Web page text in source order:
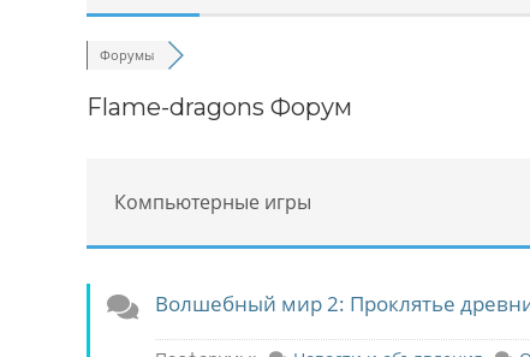
Форумы
Flame-dragons Форум
Компьютерные игры
Волшебный мир 2: Проклятье